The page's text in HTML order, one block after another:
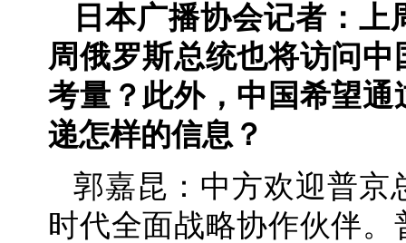
日本广播协会记者：
周俄罗斯总统也将访问
考量？此外，中国希望
递怎样的信息？
郭嘉昆：中方欢迎普京
时代全面战略协作伙伴